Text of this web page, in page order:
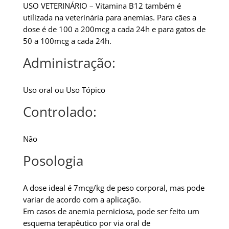
USO VETERINÁRIO – Vitamina B12 também é
utilizada na veterinária para anemias. Para cães a
dose é de 100 a 200mcg a cada 24h e para gatos de
50 a 100mcg a cada 24h.
Administração:
Uso oral ou Uso Tópico
Controlado:
Não
Posologia
A dose ideal é 7mcg/kg de peso corporal, mas pode
variar de acordo com a aplicação.
Em casos de anemia perniciosa, pode ser feito um
esquema terapêutico por via oral de